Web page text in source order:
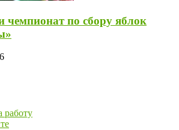
чемпионат по сбору яблок
работу